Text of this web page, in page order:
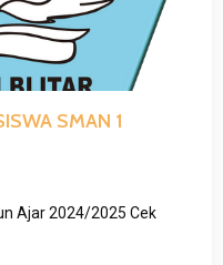
SMAN 1
Ajar 2024/2025 Cek